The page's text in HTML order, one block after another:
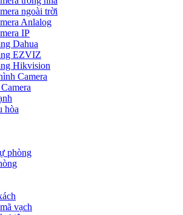
ngoài trời
Anlalog
IP
Dahua
EZVIZ
Hikvision
Camera
hòa
phòng
vạch